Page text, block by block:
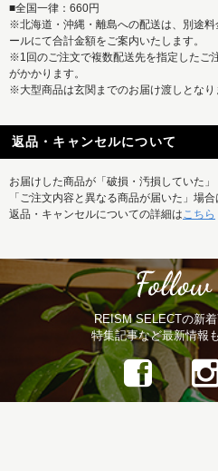
■全国一律：660円
※北海道・沖縄・離島への配送は、別途
ールにて合計金額をご案内いたします。
※1回のご注文で複数配送先を指定したご
がかかります。
※大型商品は玄関までのお届け渡しとなり
返品・キャンセルについて
お届けした商品が「破損・汚損していた」
「ご注文内容と異なる商品が届いた」場
返品・キャンセルについての詳細はこちら
REISM SELECTの新着
特集記事など最新情報